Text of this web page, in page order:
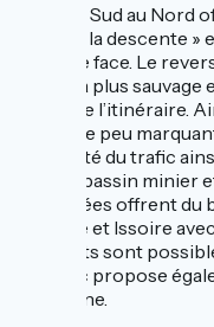
Aller du Sud au Nord
sens de la descente
soleil de face. Le
partie la plus
début de l’itinéraire.
montrée peu
la densité du trafic
ancien bassin minier
traversées offrent
Brioude et Issoire
crochets sont
Brassac propose
de la mine.